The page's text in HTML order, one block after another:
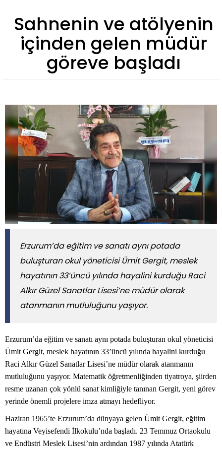
Sahnenin ve atölyenin
içinden gelen müdür
göreve başladı
Erzurum’da eğitim ve sanatı aynı potada
buluşturan okul yöneticisi Ümit Gergit, meslek
hayatının 33’üncü yılında hayalini kurduğu Raci
Alkır Güzel Sanatlar Lisesi’ne müdür olarak
atanmanın mutluluğunu yaşıyor.
Erzurum’da eğitim ve sanatı aynı potada buluşturan okul yöneticisi
Ümit Gergit, meslek hayatının 33’üncü yılında hayalini kurduğu
Raci Alkır Güzel Sanatlar Lisesi’ne müdür olarak atanmanın
mutluluğunu yaşıyor. Matematik öğretmenliğinden tiyatroya, şiirden
resme uzanan çok yönlü sanat kimliğiyle tanınan Gergit, yeni görev
yerinde önemli projelere imza atmayı hedefliyor.
Haziran 1965’te Erzurum’da dünyaya gelen Ümit Gergit, eğitim
hayatına Veyisefendi İlkokulu’nda başladı. 23 Temmuz Ortaokulu
ve Endüstri Meslek Lisesi’nin ardından 1987 yılında Atatürk